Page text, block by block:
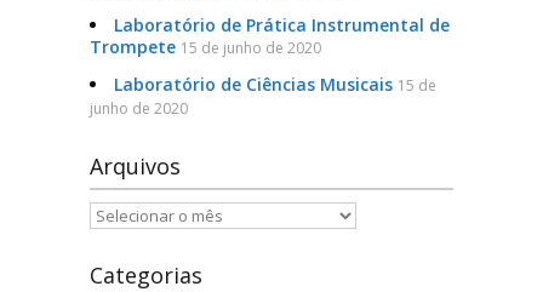
Laboratório de Prática Instrumental de
Trompete 15 de junho de 2020
Laboratório de Ciências Musicais 15 de
junho de 2020
Arquivos
Arquivos
Categorias